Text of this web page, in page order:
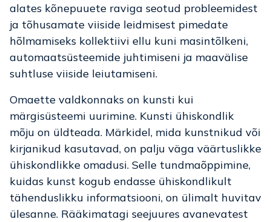
alates kõnepuuete raviga seotud probleemidest
ja tõhusamate viiside leidmisest pimedate
hõlmamiseks kollektiivi ellu kuni masintõlkeni,
automaatsüsteemide juhtimiseni ja maavälise
suhtluse viiside leiutamiseni.
Omaette valdkonnaks on kunsti kui
märgisüsteemi uurimine. Kunsti ühiskondlik
mõju on üldteada. Märkidel, mida kunstnikud või
kirjanikud kasutavad, on palju väga väärtuslikke
ühiskondlikke omadusi. Selle tundmaõppimine,
kuidas kunst kogub endasse ühiskondlikult
tähenduslikku informatsiooni, on ülimalt huvitav
ülesanne. Rääkimatagi seejuures avanevatest